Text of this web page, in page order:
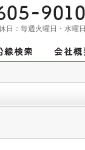
日： 毎週火曜日・水曜日